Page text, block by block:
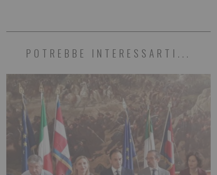
POTREBBE INTERESSARTI...